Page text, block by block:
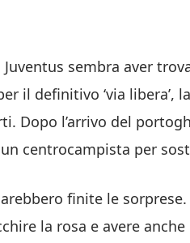
sembra aver
il definitivo ‘via libera’,
Dopo l’arrivo del
centrocampista per
finite le
la rosa e avere